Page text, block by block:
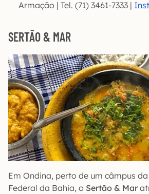
Armação | Tel. (71) 3461-7333 |
SERTÃO & MAR
Em Ondina, perto de um câmpus
Federal da Bahia, o Sertão & Mar